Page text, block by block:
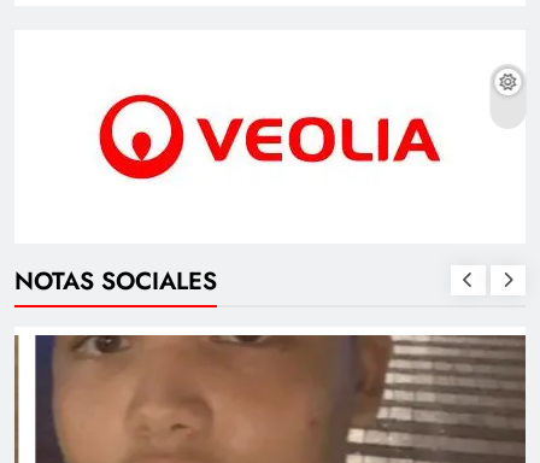
NOTAS SOCIALES